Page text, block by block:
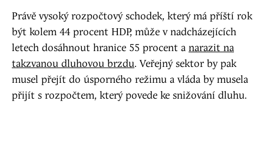
Právě vysoký rozpočtový schodek, který má příští rok
být kolem 44 procent HDP, může v nadcházejících
letech dosáhnout hranice 55 procent a narazit na
takzvanou dluhovou brzdu. Veřejný sektor by pak
musel přejít do úsporného režimu a vláda by musela
přijít s rozpočtem, který povede ke snižování dluhu.